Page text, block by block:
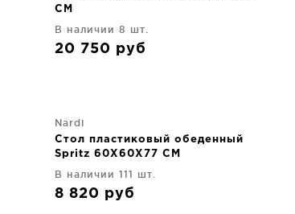
CM
В наличии 8 шт.
20 750 руб
Nardi
Стол пластиковый обеденный
Spritz 60X60X77 CM
В наличии 111 шт.
8 820 руб